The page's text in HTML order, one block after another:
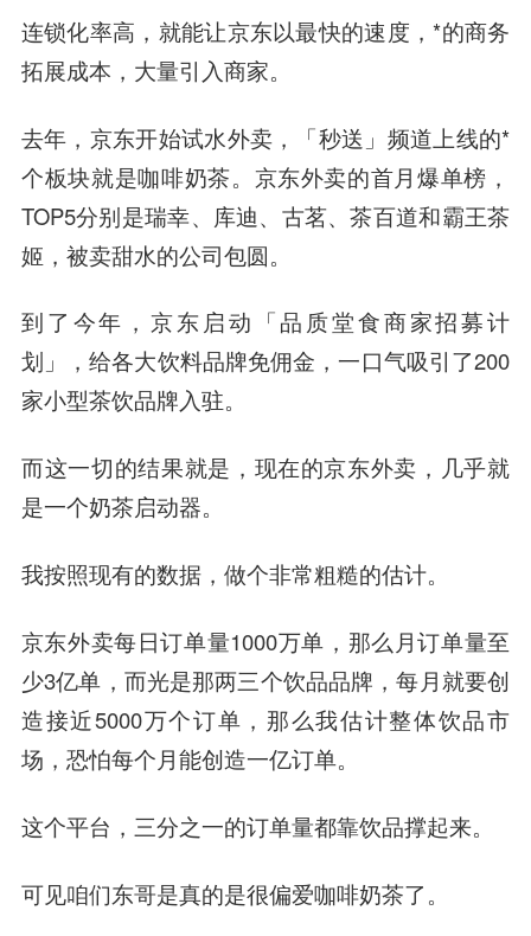
连锁化率高，就能让京东以最快的速度，*的商务
拓展成本，大量引入商家。
去年，京东开始试水外卖，「秒送」频道上线的*
个板块就是咖啡奶茶。京东外卖的首月爆单榜，
TOP5分别是瑞幸、库迪、古茗、茶百道和霸王茶
姬，被卖甜水的公司包圆。
到了今年，京东启动「品质堂食商家招募计
划」，给各大饮料品牌免佣金，一口气吸引了200
家小型茶饮品牌入驻。
而这一切的结果就是，现在的京东外卖，几乎就
是一个奶茶启动器。
我按照现有的数据，做个非常粗糙的估计。
京东外卖每日订单量1000万单，那么月订单量至
少3亿单，而光是那两三个饮品品牌，每月就要创
造接近5000万个订单，那么我估计整体饮品市
场，恐怕每个月能创造一亿订单。
这个平台，三分之一的订单量都靠饮品撑起来。
可见咱们东哥是真的是很偏爱咖啡奶茶了。